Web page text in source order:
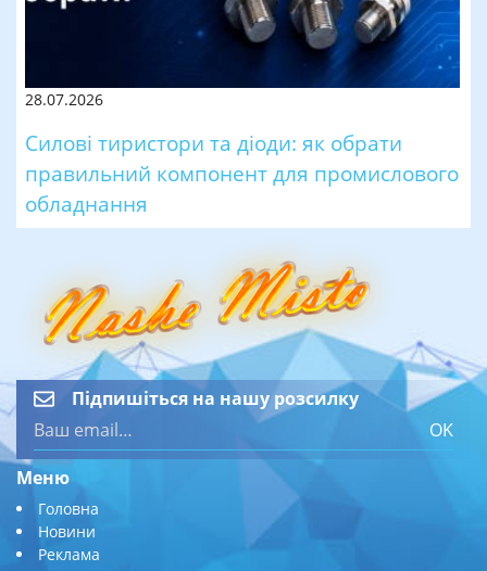
28.07.2026
Силові тиристори та діоди: як обрати
правильний компонент для промислового
обладнання
Підпишіться на нашу розсилку
OK
Меню
Головна
Новини
Реклама